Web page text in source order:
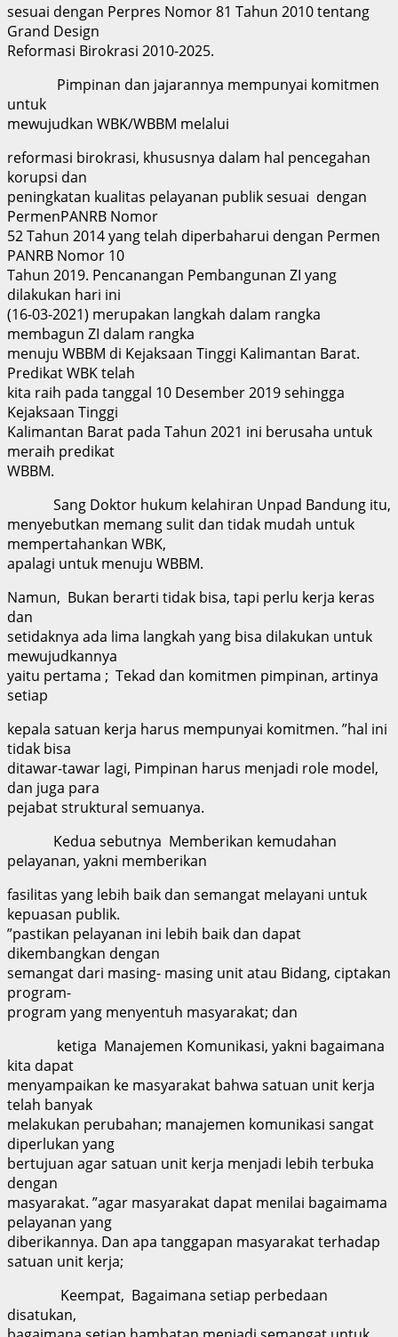
sesuai dengan Perpres Nomor 81 Tahun 2010 tentang
Grand Design
Reformasi Birokrasi 2010-2025.
Pimpinan dan jajarannya mempunyai komitmen
untuk
mewujudkan WBK/WBBM melalui
reformasi birokrasi, khususnya dalam hal pencegahan
korupsi dan
peningkatan kualitas pelayanan publik sesuai dengan
PermenPANRB Nomor
52 Tahun 2014 yang telah diperbaharui dengan Permen
PANRB Nomor 10
Tahun 2019. Pencanangan Pembangunan ZI yang
dilakukan hari ini
(16-03-2021) merupakan langkah dalam rangka
membagun ZI dalam rangka
menuju WBBM di Kejaksaan Tinggi Kalimantan Barat.
Predikat WBK telah
kita raih pada tanggal 10 Desember 2019 sehingga
Kejaksaan Tinggi
Kalimantan Barat pada Tahun 2021 ini berusaha untuk
meraih predikat
WBBM.
Sang Doktor hukum kelahiran Unpad Bandung itu,
menyebutkan memang sulit dan tidak mudah untuk
mempertahankan WBK,
apalagi untuk menuju WBBM.
Namun, Bukan berarti tidak bisa, tapi perlu kerja keras
dan
setidaknya ada lima langkah yang bisa dilakukan untuk
mewujudkannya
yaitu pertama ; Tekad dan komitmen pimpinan, artinya
setiap
kepala satuan kerja harus mempunyai komitmen. ”hal ini
tidak bisa
ditawar-tawar lagi, Pimpinan harus menjadi role model,
dan juga para
pejabat struktural semuanya.
Kedua sebutnya Memberikan kemudahan
pelayanan, yakni memberikan
fasilitas yang lebih baik dan semangat melayani untuk
kepuasan publik.
”pastikan pelayanan ini lebih baik dan dapat
dikembangkan dengan
semangat dari masing- masing unit atau Bidang, ciptakan
program-
program yang menyentuh masyarakat; dan
ketiga Manajemen Komunikasi, yakni bagaimana
kita dapat
menyampaikan ke masyarakat bahwa satuan unit kerja
telah banyak
melakukan perubahan; manajemen komunikasi sangat
diperlukan yang
bertujuan agar satuan unit kerja menjadi lebih terbuka
dengan
masyarakat. ”agar masyarakat dapat menilai bagaimama
pelayanan yang
diberikannya. Dan apa tanggapan masyarakat terhadap
satuan unit kerja;
Keempat, Bagaimana setiap perbedaan
disatukan,